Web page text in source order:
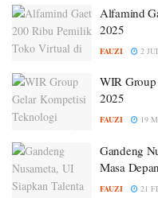
Alfamind
2025
FAUZI 2
WIR
2025
FAUZI 19
Gandeng
Masa
FAUZI 21